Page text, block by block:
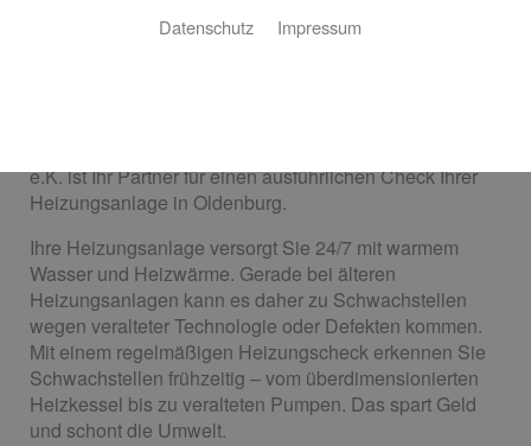
So sparen Sie Energiekosten
e.K. ist Ihr Partner für einen ausführlichen Check Ihrer
Heizungsanlage in Oldenburg.
Ihre Heizungsanlage versorgt Sie 24/7 mit warmem
Wasser und Heizwärme. Gerade bei älteren
Heizungsanlagen kann es daher zu Schwachstellen
wegen veralteter Technologie oder Defekten kommen.
Mit einem regelmäßigen Heizungscheck erkennen Sie
Schwachstellen frühzeitig – vom überdimensionierten
Heizkessel bis zu veralteten Pumpen. Das spart Geld
und schont die Umwelt.
Datenschutz Impressum